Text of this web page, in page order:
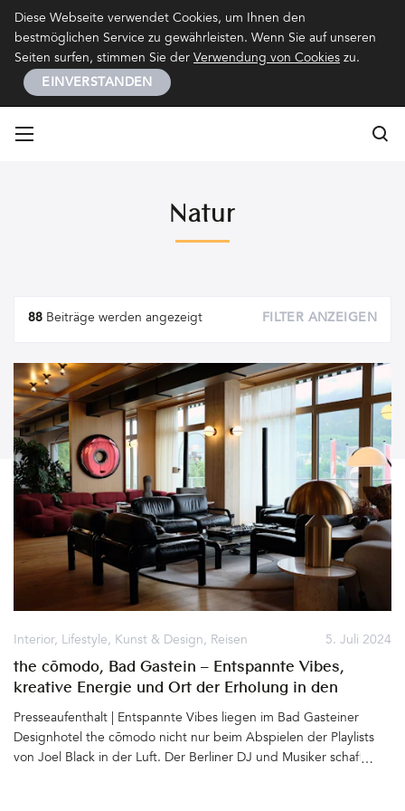
Diese Webseite verwendet Cookies, um Ihnen den
bestmöglichen Service zu gewährleisten. Wenn Sie auf unseren
Seiten surfen, stimmen Sie der Verwendung von Cookies zu.
EINVERSTANDEN
Natur
Artikel
88 Beiträge werden angezeigt FILTER ANZEIGEN
5. Juli 2024
Interior, Lifestyle, Kunst & Design, Reisen
the cōmodo, Bad Gastein – Entspannte Vibes,
kreative Energie und Ort der Erholung in den
österreichischen Alpen
Presseaufenthalt | Entspannte Vibes liegen im Bad Gasteiner
Designhotel the cōmodo nicht nur beim Abspielen der Playlists
von Joel Black in der Luft. Der Berliner DJ und Musiker schafft es